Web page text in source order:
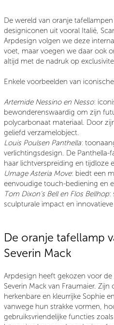
De wereld van oranje
designiconen uit vooral Italië,
Arpdesign volgen we deze
voet, maar voegen we daar ook
altijd met de nadruk op
Enkele voorbeelden van
Artemide Nessinoen Nesso:
bewonderenswaardig om zijn
polycarbonaat materiaal. Door
geliefd verzamelobject.
Louis Poulsen Panthella:
verlichtingsdesign. De
haar lichtverspreiding en tijdloze
Umage Asteria Move: biedt een
eenvoudige touch-bediening en
Tom Dixon’s Bell en Flos Bellhop:
sculpturale impact en
De oranje tafellamp
Severin Mack
Arpdesign heeft gekozen voor
Severin Mack van Fraumaier.
herkenbare en kleurrijke Sophie
vanwege hun strakke vormen,
gebruiksvriendelijke functies